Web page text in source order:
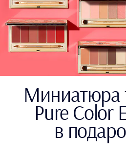
Миниатюра
Pure Color
в